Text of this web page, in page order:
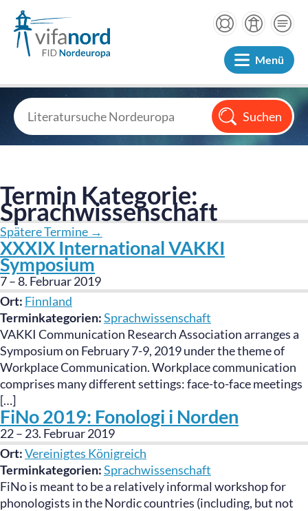
Menü
Termin Kategorie:
Sprachwissenschaft
Spätere Termine →
XXXIX International VAKKI
Symposium
7–8. Februar 2019
Ort: Finnland
Terminkategorien:Sprachwissenschaft
VAKKI Communication Research Association arranges a
Symposium on February 7-9, 2019 under the theme of
Workplace Communication. Workplace communication
comprises many different settings: face-to-face meetings
[…]
FiNo 2019: Fonologi i Norden
22– 23. Februar 2019
Ort:Vereinigtes Königreich
Terminkategorien:Sprachwissenschaft
FiNo is meant to be a relatively informal workshop for
phonologists in the Nordic countries (including, but not